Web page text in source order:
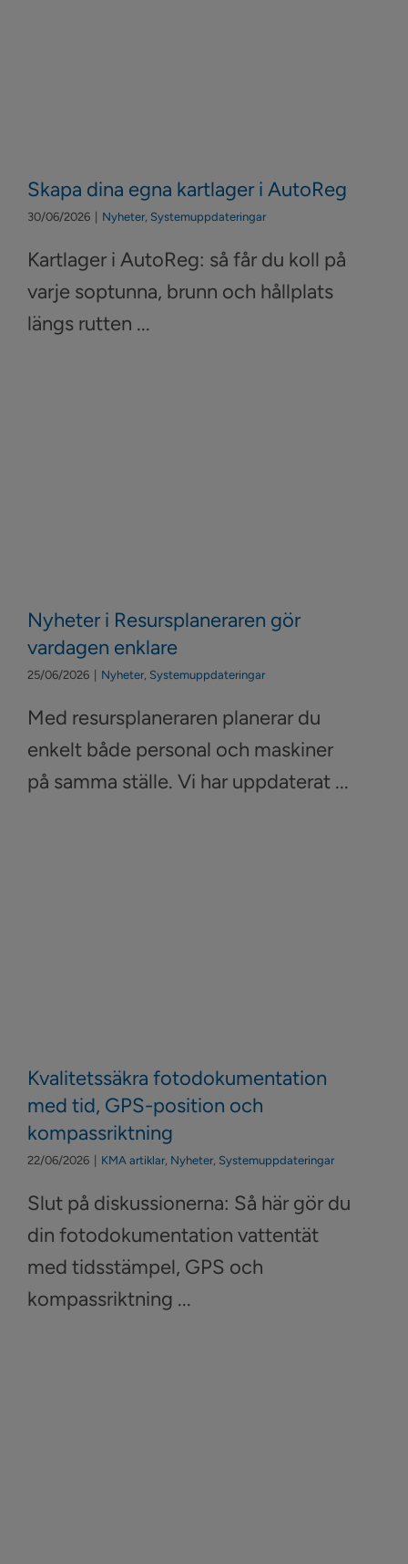
Skapa dina egna kartlager i AutoReg
30/06/2026 Nyheter, Systemuppdateringar
Kartlager i AutoReg: så får du koll på
varje soptunna, brunn och hållplats
längs rutten ...
Nyheter i Resursplaneraren gör
vardagen enklare
25/06/2026 Nyheter, Systemuppdateringar
Med resursplaneraren planerar du
enkelt både personal och maskiner
på samma ställe. Vi har uppdaterat ...
Kvalitetssäkra fotodokumentation
med tid, GPS-position och
kompassriktning
22/06/2026 KMA artiklar, Nyheter, Systemuppdateringar
Slut på diskussionerna: Så här gör du
din fotodokumentation vattentät
med tidsstämpel, GPS och
kompassriktning ...